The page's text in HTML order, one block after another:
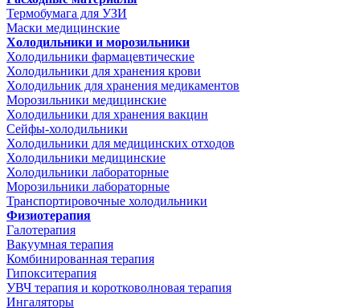
Термобумага для УЗИ
Маски медицинские
Холодильники и морозильники
Холодильники фармацевтические
Холодильники для хранения крови
Холодильник для хранения медикаментов
Морозильники медицинские
Холодильники для хранения вакцин
Сейфы-холодильники
Холодильники для медицинских отходов
Холодильники медицинские
Холодильники лабораторные
Морозильники лабораторные
Транспортировочные холодильники
Физиотерапия
Галотерапия
Вакуумная терапия
Комбинированная терапия
Гипокситерапия
УВЧ терапия и коротковолновая терапия
Ингаляторы